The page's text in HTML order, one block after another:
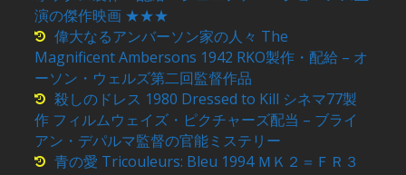
演の傑作映画 ★★★
偉大なるアンバーソン家の人々 The
Magnificent Ambersons 1942 RKO製作・配給 – オ
ーソン・ウェルズ第二回監督作品
殺しのドレス 1980 Dressed to Kill シネマ77製
作 フィルムウェイズ・ピクチャーズ配当 – ブライ
アン・デパルマ監督の官能ミステリー
青の愛 Tricouleurs: Bleu 1994 ＭＫ２＝ＦＲ３